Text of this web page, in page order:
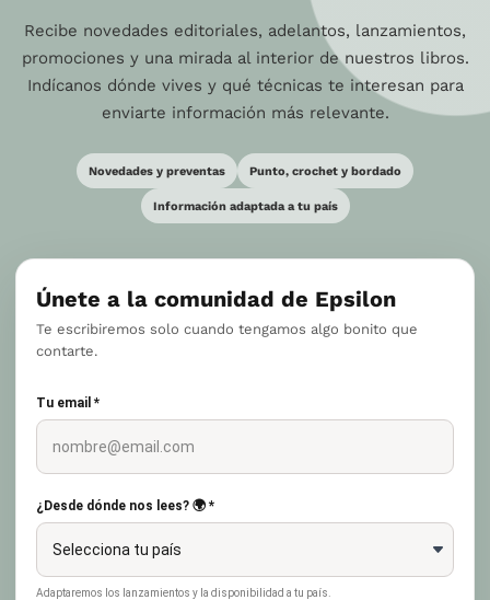
Recibe novedades editoriales, adelantos, lanzamientos,
promociones y una mirada al interior de nuestros libros.
Indícanos dónde vives y qué técnicas te interesan para
enviarte información más relevante.
Novedades y preventas Punto, crochet y bordado
Información adaptada a tu país
Únete a la comunidad de Epsilon
Te escribiremos solo cuando tengamos algo bonito que
contarte.
Tu email *
¿Desde dónde nos lees? 🌍 *
Adaptaremos los lanzamientos y la disponibilidad a tu país.